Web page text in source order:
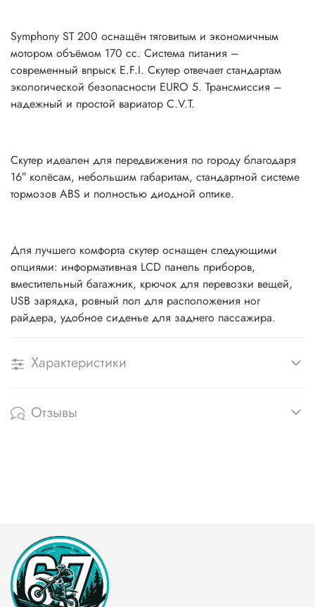
Symphony ST 200 оснащён тяговитым и экономичным
мотором объёмом 170 сс. Система питания –
современный впрыск E.F.I. Скутер отвечает стандартам
экологической безопасности EURO 5. Трансмиссия –
надежный и простой вариатор C.V.T.
Скутер идеален для передвижения по городу благодаря
16″ колёсам, небольшим габаритам, стандартной системе
тормозов ABS и полностью диодной оптике.
Для лучшего комфорта скутер оснащен следующими
опциями: информативная LCD панель приборов,
вместительный багажник, крючок для перевозки вещей,
USB зарядка, ровный пол для расположения ног
райдера, удобное сиденье для заднего пассажира.
Характеристики
Отзывы